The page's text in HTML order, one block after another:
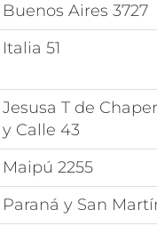
Buenos Aires 3727
Italia 51
Jesusa T de
y Calle 43
Maipú 2255
Paraná y San